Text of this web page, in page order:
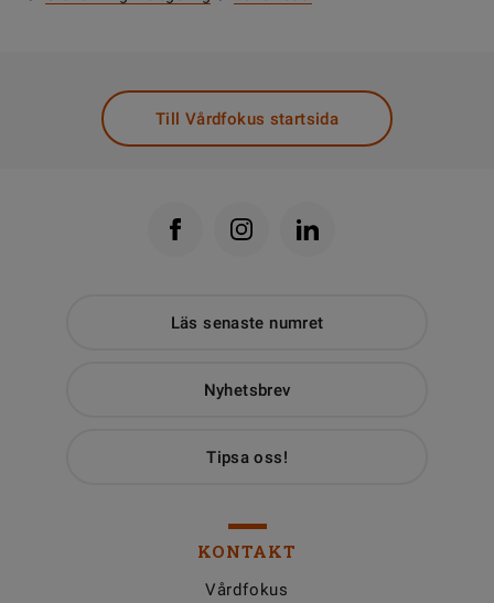
Till Vårdfokus startsida
Läs senaste numret
Nyhetsbrev
Tipsa oss!
KONTAKT
Vårdfokus